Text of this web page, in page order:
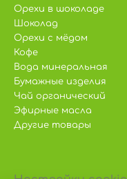
Орехи в шоколаде
Шоколад
Орехи с мёдом
Кофе
Вода минеральная
Бумажные изделия
Чай органический
Эфирные масла
Другие товары